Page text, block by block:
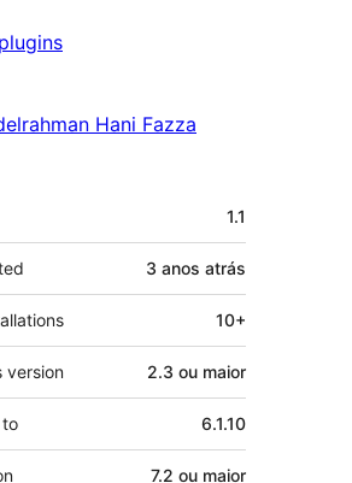
Hani Fazza
1.1
3 anos atrás
10+
version 2.3 ou maior
6.1.10
7.2 ou maior